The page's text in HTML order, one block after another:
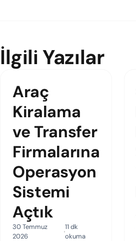
İlgili Yazılar
Araç
Kiralama
ve Transfer
Firmalarına
Operasyon
Sistemi
Açtık
30 Temmuz
2026
11 dk
okuma